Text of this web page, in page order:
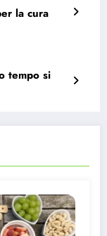
la cura
tempo si